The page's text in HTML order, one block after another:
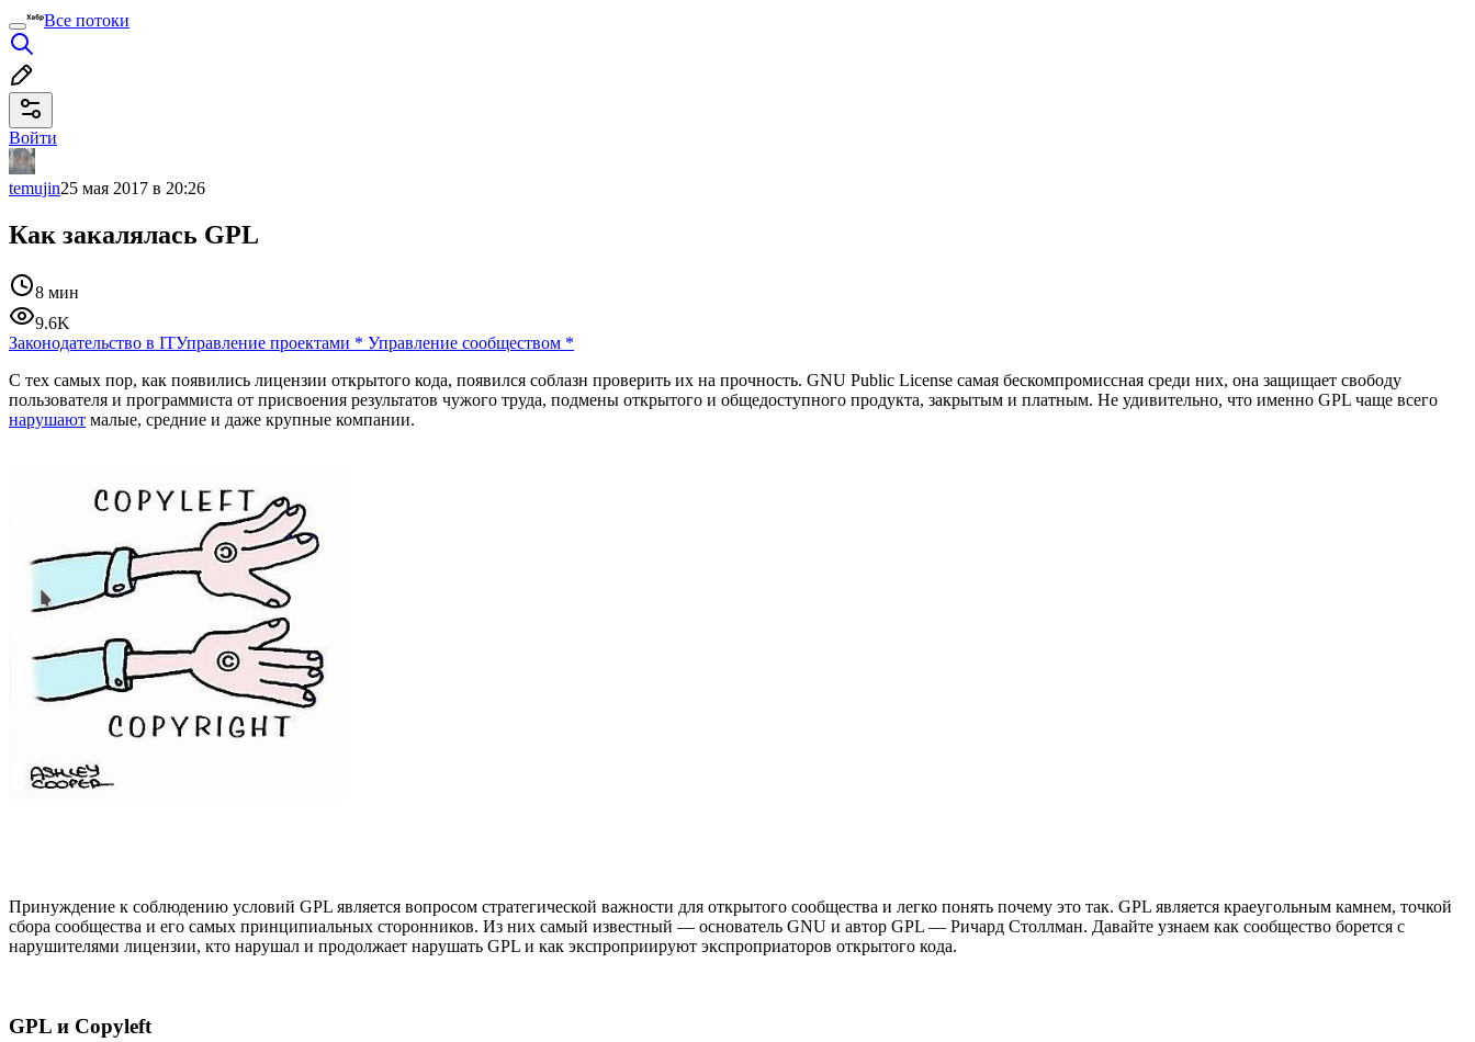
Все потоки
Войти
temujin25 мая 2017 в 20:26
Как закалялась GPL
8 мин
9.6K
Законодательство в ITУправление проектами * Управление сообществом *
С тех самых пор, как появились лицензии открытого кода, появился соблазн проверить их на прочность. GNU Public License самая бескомпромиссная среди них, она защищает свободу
пользователя и программиста от присвоения результатов чужого труда, подмены открытого и общедоступного продукта, закрытым и платным. Не удивительно, что именно GPL чаще всего
нарушают малые, средние и даже крупные компании.
Принуждение к соблюдению условий GPL является вопросом стратегической важности для открытого сообщества и легко понять почему это так. GPL является краеугольным камнем, точкой
сбора сообщества и его самых принципиальных сторонников. Из них самый известный — основатель GNU и автор GPL — Ричард Столлман. Давайте узнаем как сообщество борется с
нарушителями лицензии, кто нарушал и продолжает нарушать GPL и как экспроприируют экспроприаторов открытого кода.
GPL и Copyleft